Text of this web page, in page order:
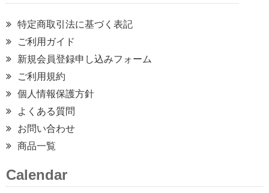
特定商取引法に基づく表記
ご利用ガイド
新規会員登録申し込みフォーム
ご利用規約
個人情報保護方針
よくある質問
お問い合わせ
商品一覧
Calendar